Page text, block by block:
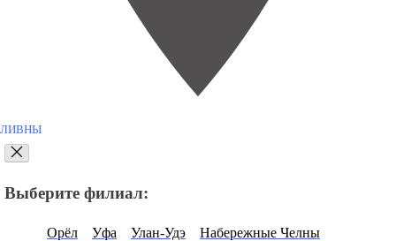
ЛИВНЫ
Выберите филиал:
Орёл Уфа Улан-Удэ
Набережные Челны